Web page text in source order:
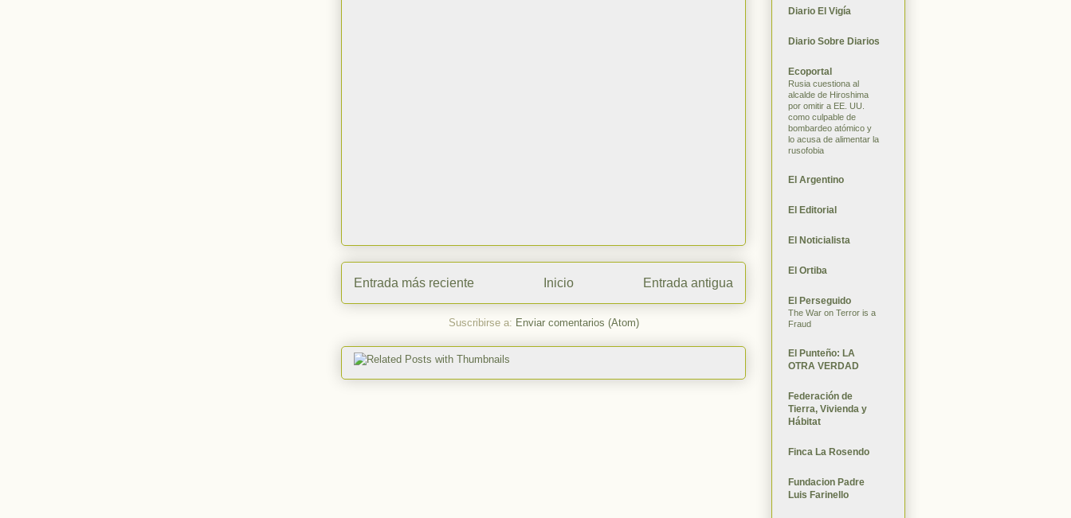
Entrada más reciente Entrada antigua
Inicio
Suscribirse a: Enviar comentarios (Atom)
Diario El Vigía
Diario Sobre Diarios
Ecoportal
Rusia cuestiona al
alcalde de Hiroshima
por omitir a EE. UU.
como culpable de
bombardeo atómico y
lo acusa de alimentar la
rusofobia
El Argentino
El Editorial
El Noticialista
El Ortiba
El Perseguido
The War on Terror is a
Fraud
El Punteño: LA
OTRA VERDAD
Federación de
Tierra, Vivienda y
Hábitat
Finca La Rosendo
Fundacion Padre
Luis Farinello